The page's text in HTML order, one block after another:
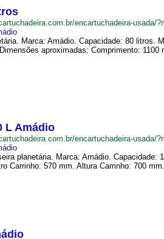
encartuchadeira-usada/
Marca: Amádio. Capacidade: 80 litros.
aproximadas: Comprimento: 1100
L Amádio
encartuchadeira-usada/
planetária. Marca: Amádio.
Carrinho: 570 mm. Altura Carrinho: 700